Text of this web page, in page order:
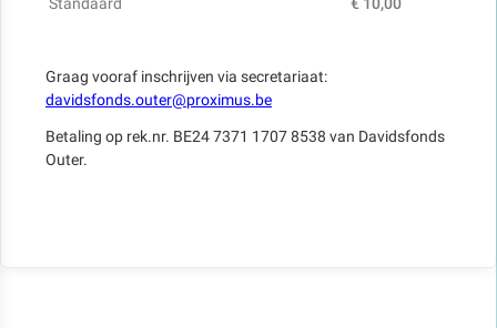
Graag vooraf inschrijven via secretariaat:
davidsfonds.outer@proximus.be
Betaling op rek.nr. BE24 7371 1707 8538 van Davidsfonds
Outer.